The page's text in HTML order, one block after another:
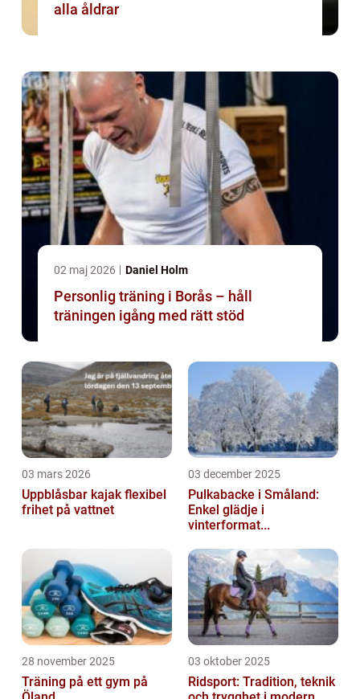
alla åldrar
02 maj 2026 Daniel Holm
Personlig träning i Borås – håll
träningen igång med rätt stöd
03 mars 2026
Uppblåsbar kajak flexibel
frihet på vattnet
03 december 2025
Pulkabacke i Småland:
Enkel glädje i
vinterformat...
28 november 2025
Träning på ett gym på
03 oktober 2025
Ridsport: Tradition, teknik